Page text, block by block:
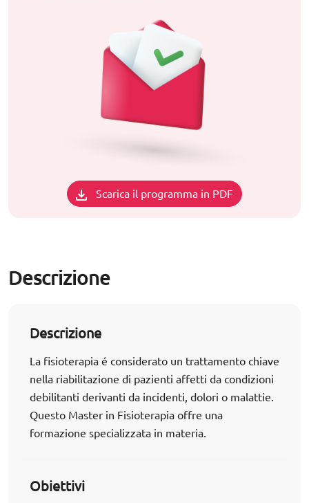
Scarica il programma in PDF
Descrizione
Descrizione
La fisioterapia é considerato un trattamento chiave
nella riabilitazione di pazienti affetti da condizioni
debilitanti derivanti da incidenti, dolori o malattie.
Questo Master in Fisioterapia offre una
formazione specializzata in materia.
Obiettivi